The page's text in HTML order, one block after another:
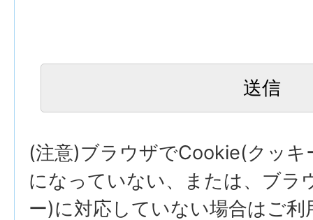
(注意)ブラウザでCookie(クッキ
になっていない、または、ブラ
ー)に対応していない場合はご利